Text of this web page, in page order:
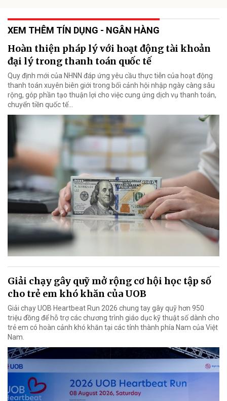
XEM THÊM TÍN DỤNG - NGÂN HÀNG
Hoàn thiện pháp lý với hoạt động tài khoản
đại lý trong thanh toán quốc tế
Quy định mới của NHNN đáp ứng yêu cầu thực tiễn của hoạt động
thanh toán xuyên biên giới trong bối cảnh hội nhập ngày càng sâu
rộng, góp phần tạo thuận lợi cho việc cung ứng dịch vụ thanh toán,
chuyển tiền quốc tế...
Giải chạy gây quỹ mở rộng cơ hội học tập số
cho trẻ em khó khăn của UOB
Giải chạy UOB Heartbeat Run 2026 chung tay gây quỹ hơn 950
triệu đồng để hỗ trợ các chương trình giáo dục kỹ thuật số dành cho
trẻ em có hoàn cảnh khó khăn tại các tỉnh thành phía Nam của Việt
Nam.